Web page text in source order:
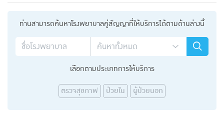
ท่านสามารถค้นหาโรงพยาบาลคู่สัญญาที่ให้บริการได้ตามด้านล่างนี้
เลือกตามประเภทการให้บริการ
ตรวจสุขภาพ ป่วยใน ผู้ป่วยนอก